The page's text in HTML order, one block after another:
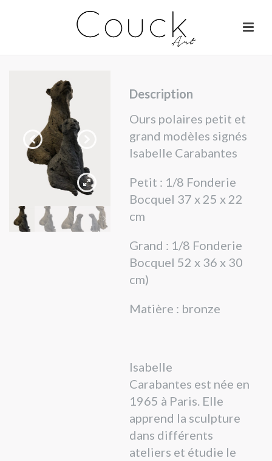
Description
Ours polaires petit et
grand modèles signés
Isabelle Carabantes
Petit : 1/8 Fonderie
Bocquel 37 x 25 x 22
cm
Grand : 1/8 Fonderie
Bocquel 52 x 36 x 30
cm)
Matière : bronze
Isabelle
Carabantes est née en
1965 à Paris. Elle
apprend la sculpture
dans différents
ateliers et étudie le